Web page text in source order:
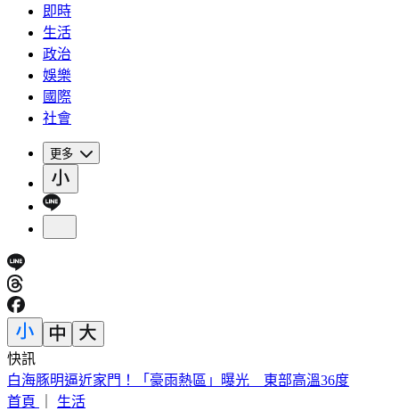
即時
生活
政治
娛樂
國際
社會
更多
快訊
外傳石崇良辭衛福部長？政院回應了：無相關討論
首頁
生活